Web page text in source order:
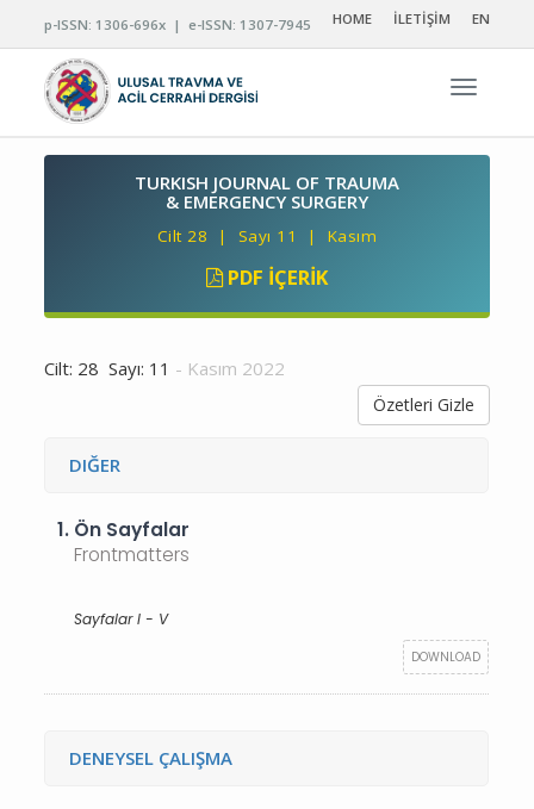
p-ISSN: 1306-696x | e-ISSN: 1307-7945 HOME İLETİŞİM EN
TURKISH JOURNAL OF TRAUMA
& EMERGENCY SURGERY
Cilt 28 | Sayı 11 | Kasım
PDF İÇERIK
Cilt: 28 Sayı: 11 - Kasım 2022
Özetleri Gizle
DIĞER
1. Ön Sayfalar
Frontmatters
Sayfalar I - V
DOWNLOAD
DENEYSEL ÇALIŞMA